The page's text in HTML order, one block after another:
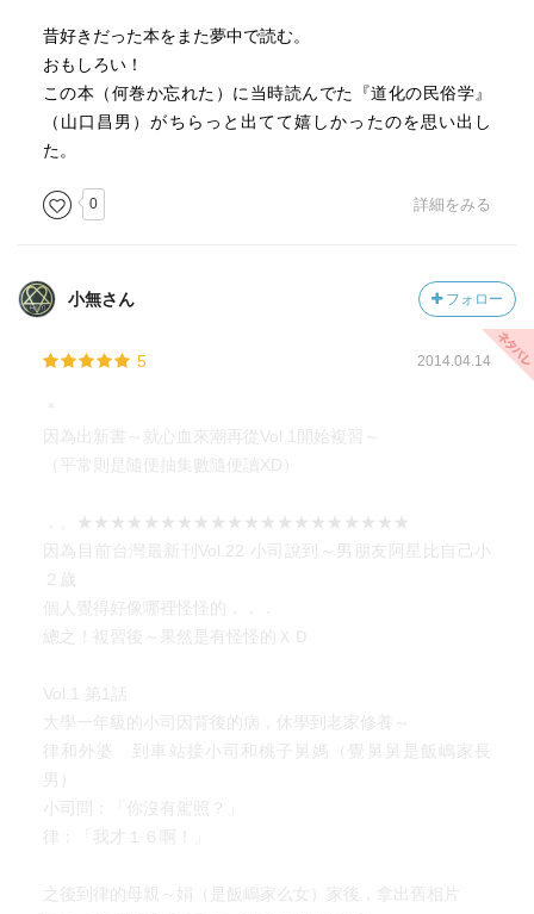
昔好きだった本をまた夢中で読む。
おもしろい！
この本（何巻か忘れた）に当時読んでた『道化の民俗学』
（山口昌男）がちらっと出てて嬉しかったのを思い出し
た。
0 詳細をみる
小無さん フォロー
5 2014.04.14
＊
因為出新書～就心血來潮再從Vol.1開始複習～
（平常則是隨便抽集數隨便讀XD）
．。★★★★★★★★★★★★★★★★★★★★
因為目前台灣最新刊Vol.22 小司說到～男朋友阿星比自己小
２歲
個人覺得好像哪裡怪怪的．．．
總之！複習後～果然是有怪怪的ＸＤ
Vol.1 第1話
大學一年級的小司因背後的病，休學到老家修養～
律和外婆 到車站接小司和桃子舅媽（覺舅舅是飯嶋家長
小司問：「你沒有駕照？」
律：「我才１６啊！」
之後到律的母親～娟（是飯嶋家么女）家後，拿出舊相片